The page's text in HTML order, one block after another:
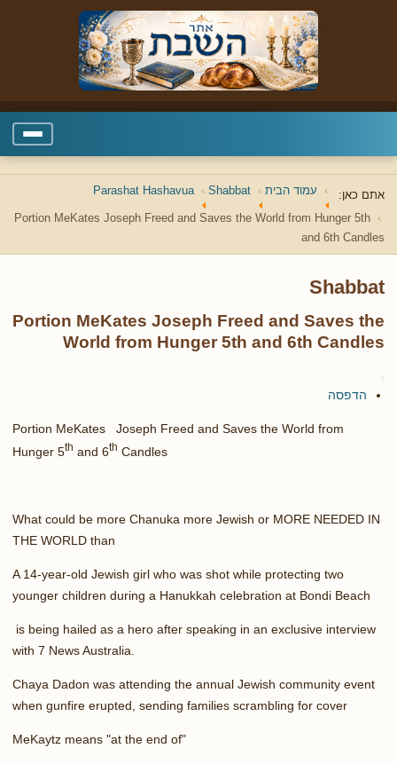
אתם כאן: עמוד הבית Shabbat
Parashat Hashavua
Portion MeKates Joseph Freed and Saves the World from Hunger 5th
and 6th Candles
Shabbat
Portion MeKates Joseph Freed and Saves the
World from Hunger 5th and 6th Candles
הדפסה
Portion MeKates Joseph Freed and Saves the World from
Hunger 5th and 6th Candles
What could be more Chanuka more Jewish or MORE NEEDED IN
THE WORLD than
A 14-year-old Jewish girl who was shot while protecting two
younger children during a Hanukkah celebration at Bondi Beach
is being hailed as a hero after speaking in an exclusive interview
with 7 News Australia.
Chaya Dadon was attending the annual Jewish community event
when gunfire erupted, sending families scrambling for cover
MeKaytz means "at the end of"